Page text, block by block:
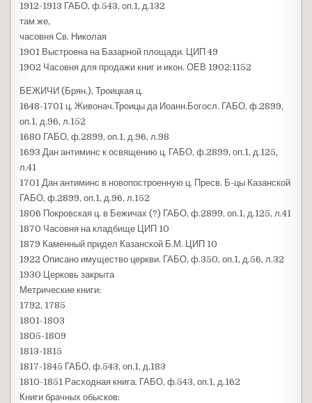
1912-1913 ГАБО, ф.543, оп.1, д.132
там же,
часовня Св. Николая
1901 Выстроена на Базарной площади. ЦИП 49
1902 Часовня для продажи книг и икон. ОЕВ 1902:1152
БЕЖИЧИ (Брян.), Троицкая ц.
1648-1701 ц. Живонач.Троицы да Иоанн.Богосл. ГАБО, ф.2899,
оп.1, д.96, л.152
1680 ГАБО, ф.2899, оп.1, д.96, л.98
1693 Дан антиминс к освящению ц. ГАБО, ф.2899, оп.1, д.125,
л.41
1701 Дан антиминс в новопостроенную ц. Пресв. Б-цы Казанской
ГАБО, ф.2899, оп.1, д.96, л.152
1806 Покровская ц. в Бежичах (?) ГАБО, ф.2899, оп.1, д.125, л.41
1870 Часовня на кладбище ЦИП 10
1879 Каменный придел Казанской Б.М. ЦИП 10
1922 Описано имущество церкви. ГАБО, ф.350, оп.1, д.56, л.32
1930 Церковь закрыта
Метрические книги:
1792, 1785
1801-1803
1805-1809
1813-1815
1817-1845 ГАБО, ф.543, оп.1, д.183
1810-1851 Расходная книга. ГАБО, ф.543, оп.1, д.162
Книги брачных обысков: